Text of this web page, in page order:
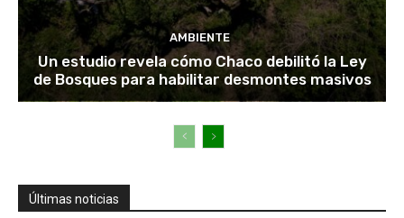
AMBIENTE
Un estudio revela cómo Chaco debilitó la Ley
de Bosques para habilitar desmontes masivos
Últimas noticias